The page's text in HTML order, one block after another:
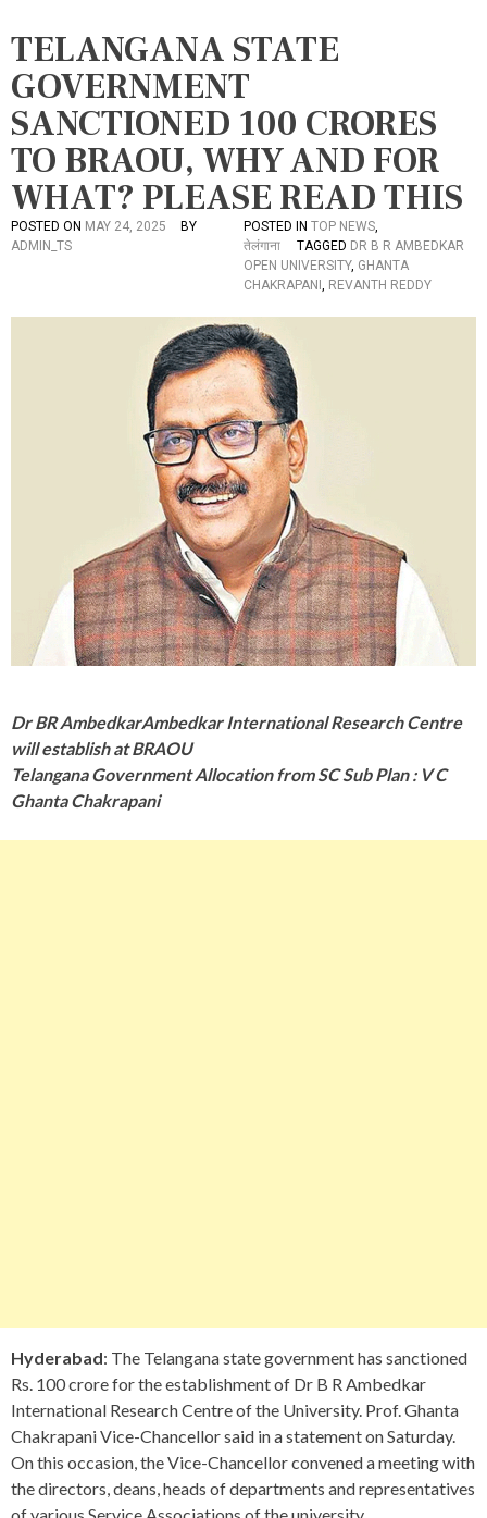
TELANGANA STATE
GOVERNMENT
SANCTIONED 100 CRORES
TO BRAOU, WHY AND FOR
WHAT? PLEASE READ THIS
POSTED ON MAY 24, 2025
BY
ADMIN_TS
POSTED IN TOP NEWS,
तेलंगाना
TAGGED DR B R AMBEDKAR
OPEN UNIVERSITY, GHANTA
CHAKRAPANI , REVANTH REDDY
Dr BR AmbedkarAmbedkar International Research Centre
will establish at BRAOU
Telangana Government Allocation from SC Sub Plan : V C
Ghanta Chakrapani
Hyderabad: The Telangana state government has sanctioned
Rs. 100 crore for the establishment of Dr B R Ambedkar
International Research Centre of the University. Prof. Ghanta
Chakrapani Vice-Chancellor said in a statement on Saturday.
On this occasion, the Vice-Chancellor convened a meeting with
the directors, deans, heads of departments and representatives